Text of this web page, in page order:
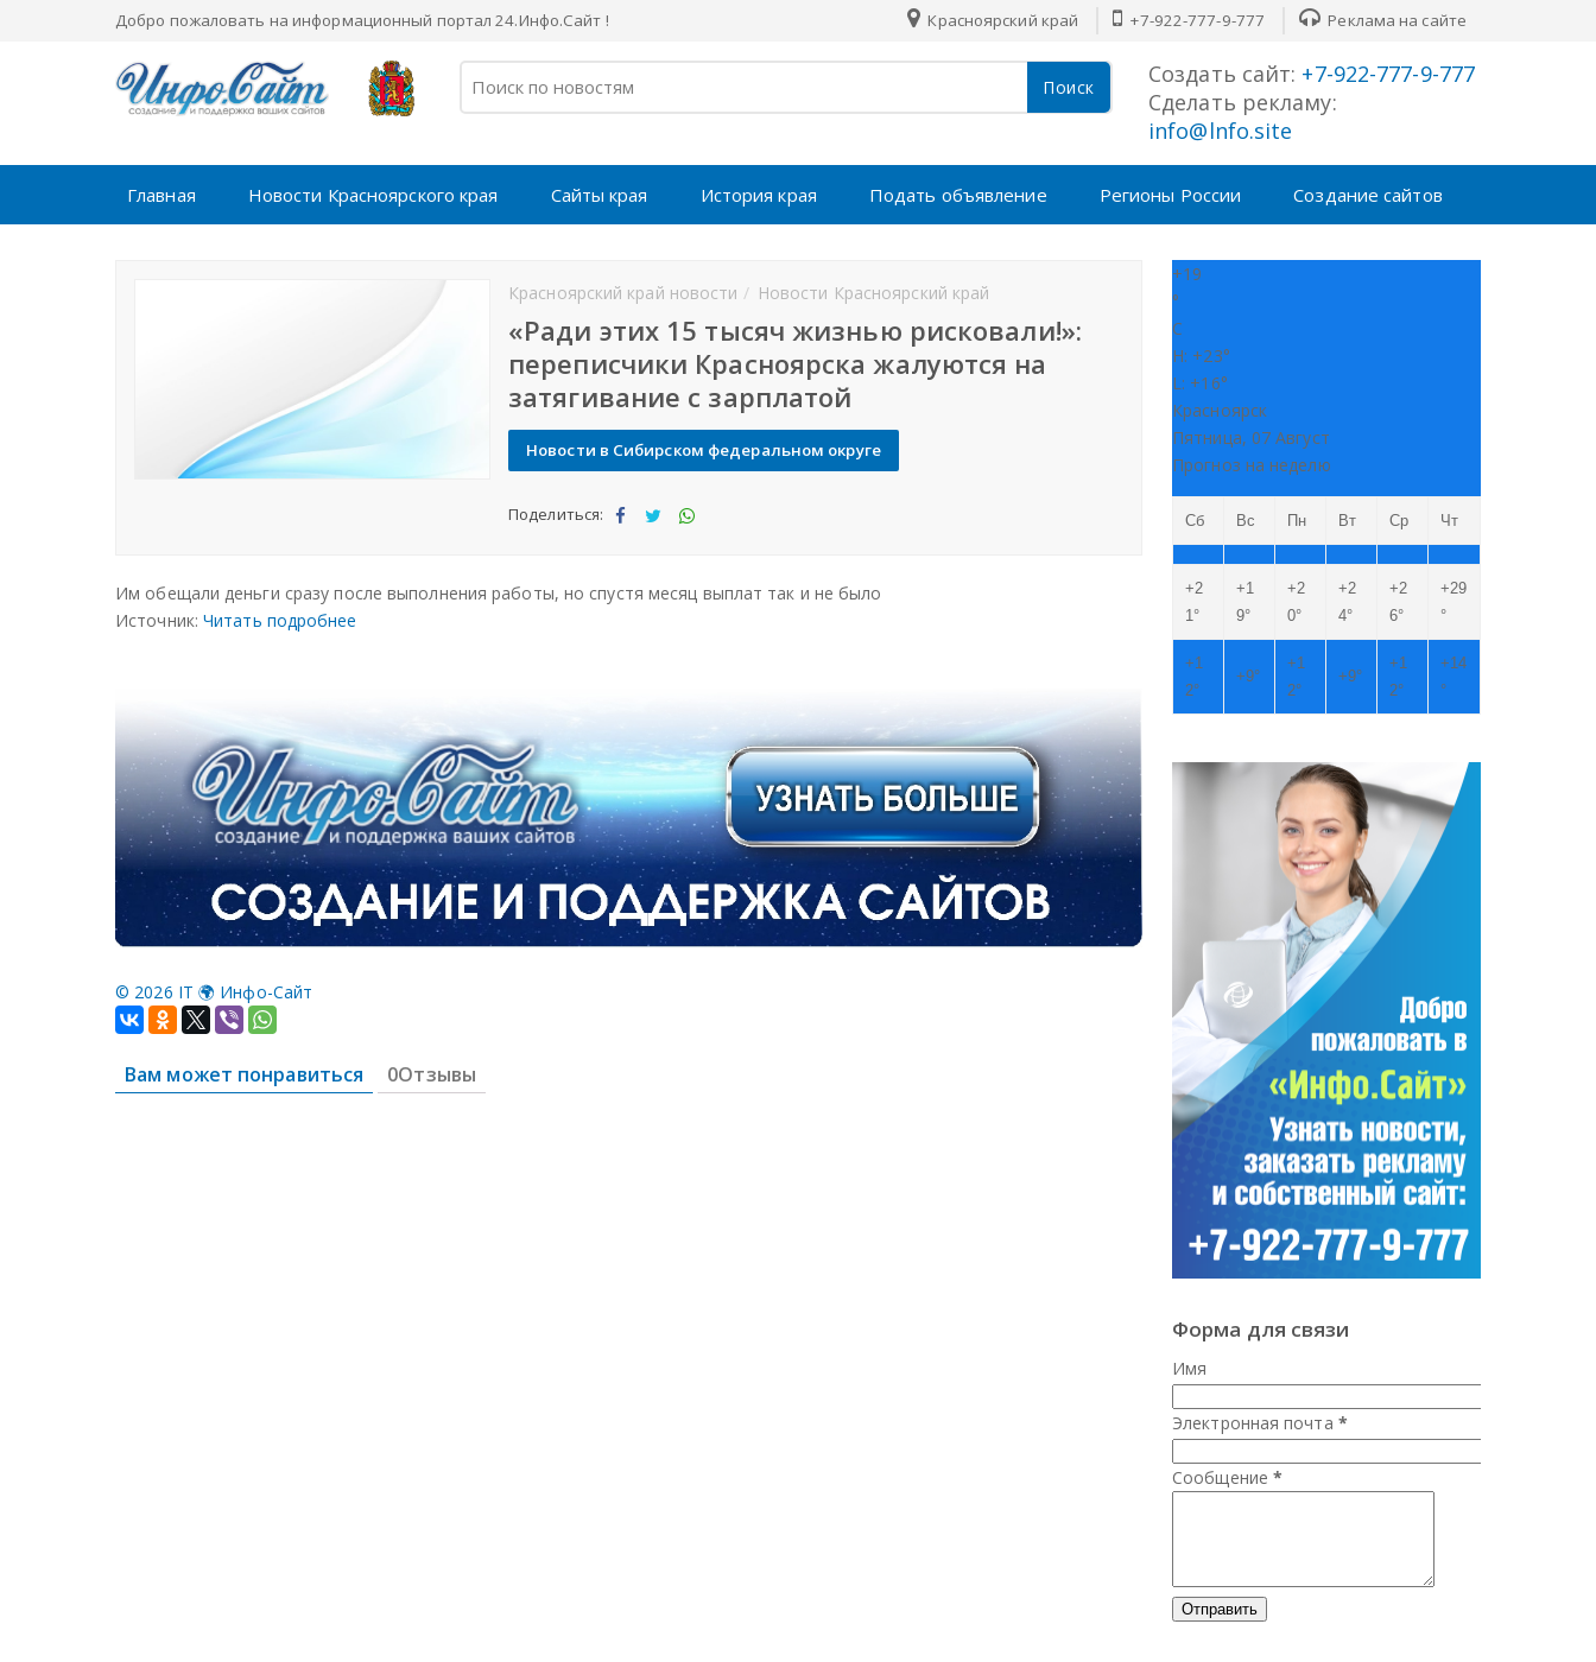
Добро пожаловать на информационный портал 24.Инфо.Сайт ! Красноярский край +7-922-777-9-777 Реклама на сайте
Поиск Создать сайт: +7-922-777-9-777
Сделать рекламу:
info@lnfo.site
Главная Новости Красноярского края Сайты края История края Подать объявление Регионы России Создание сайтов
Красноярский край новости Новости Красноярский край
«Ради этих 15 тысяч жизнью рисковали!»:
переписчики Красноярска жалуются на
затягивание с зарплатой
Новости в Сибирском федеральном округе
Поделиться:
тьс тьс тьс
Им обещали деньги сразу после выполнения работы, но спустя месяц выплат так и не было
Источник: Читать подробнее
© 2026 IT 🌍 Инфо-Сайт
Вам может понравиться 0Отзывы
+19
°
C
H: +23°
L: +16°
Красноярск
Пятница, 07 Август
Прогноз на неделю
Сб Вс Пн Вт Ср Чт
+2
1°
+1
9°
+2
0°
+2
4°
+2
6°
+29
°
+1
2°
+9°
+1
2°
+9°
+1
2°
+14
°
Форма для связи
Имя
Электронная почта *
Сообщение *